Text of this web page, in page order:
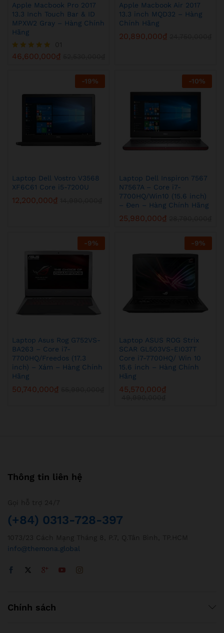
Apple Macbook Pro 2017
13.3 Inch Touch Bar & ID
MPXW2 Gray – Hàng Chính
Hãng
Được xếp
46,600,000₫
Apple Macbook Air 2017
13.3 inch MQD32 – Hàng
Chính Hãng
20,890,000₫
-19%
Laptop Dell Vostro V3568
XF6C61 Core i5-7200U
12,200,000₫
-10%
Laptop Dell Inspiron 7567
N7567A – Core i7-
7700HQ/Win10 (15.6 inch)
– Đen – Hàng Chính Hãng
25,980,000₫
-9%
Laptop Asus Rog G752VS-
BA263 – Core i7-
7700HQ/Freedos (17.3
inch) – Xám – Hàng Chính
Hãng
50,740,000₫
-9%
Laptop ASUS ROG Strix
SCAR GL503VS-EI037T
Core i7-7700HQ/ Win 10
15.6 inch – Hàng Chính
Hãng
45,570,000₫
Thông tin liên hệ
(+84) 0313-728-397
info@themona.global
Chính sách